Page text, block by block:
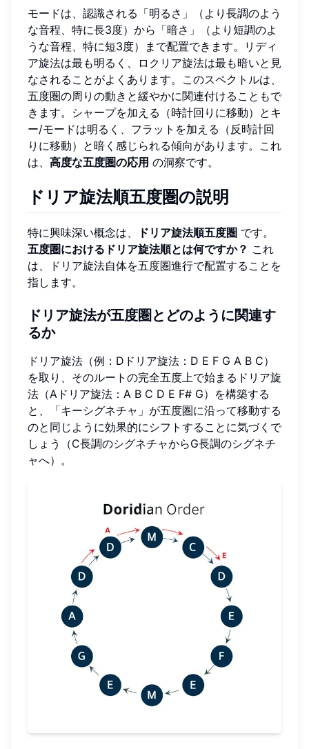
モードは、認識される「明るさ」（より長調のよう
な音程、特に長3度）から「暗さ」（より短調のよ
うな音程、特に短3度）まで配置できます。リディ
ア旋法は最も明るく、ロクリア旋法は最も暗いと見
なされることがよくあります。このスペクトルは、
五度圏の周りの動きと緩やかに関連付けることもで
きます。シャープを加える（時計回りに移動）とキ
ー/モードは明るく、フラットを加える（反時計回
りに移動）と暗く感じられる傾向があります。これ
は、 高度な五度圏の応用 の洞察です。
ドリア旋法順五度圏の説明
特に興味深い概念は、 ドリア旋法順五度圏 です。
五度圏におけるドリア旋法順とは何ですか？ これ
は、ドリア旋法自体を五度圏進行で配置することを
指します。
ドリア旋法が五度圏とどのように関連す
るか
ドリア旋法（例：Dドリア旋法：D E F G A B C）
を取り、そのルートの完全五度上で始まるドリア旋
法（Aドリア旋法：A B C D E F# G）を構築する
と、「キーシグネチャ」が五度圏に沿って移動する
のと同じように効果的にシフトすることに気づくで
しょう（C長調のシグネチャからG長調のシグネチ
ャへ）。